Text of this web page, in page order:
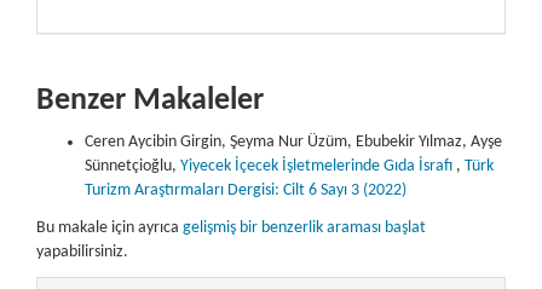
Benzer Makaleler
Ceren Aycibin Girgin, Şeyma Nur Üzüm, Ebubekir Yılmaz, Ayşe
Sünnetçioğlu, Yiyecek İçecek İşletmelerinde Gıda İsrafı , Türk
Turizm Araştırmaları Dergisi: Cilt 6 Sayı 3 (2022)
Bu makale için ayrıca gelişmiş bir benzerlik araması başlat
yapabilirsiniz.